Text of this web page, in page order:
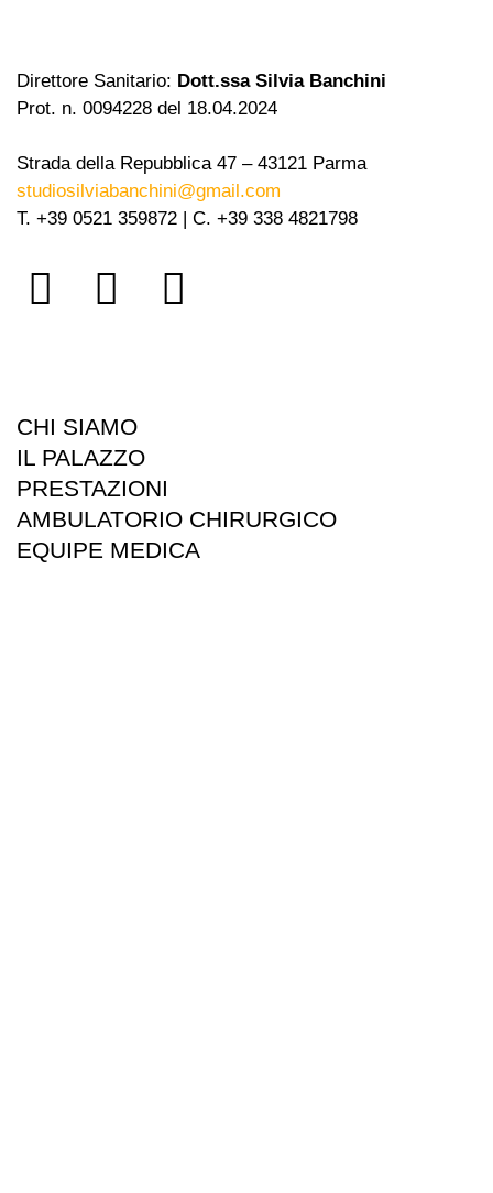
Direttore Sanitario: Dott.ssa Silvia Banchini
Prot. n. 0094228 del 18.04.2024
Strada della Repubblica 47 – 43121 Parma
studiosilviabanchini@gmail.com
T. +39 0521 359872 | C. +39 338 4821798
CHI SIAMO
IL PALAZZO
PRESTAZIONI
AMBULATORIO CHIRURGICO
EQUIPE MEDICA